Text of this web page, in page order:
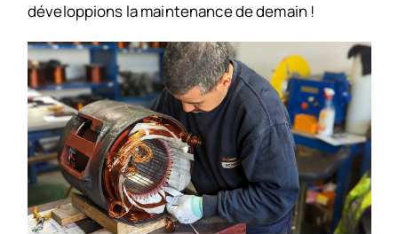
développions la maintenance de demain !